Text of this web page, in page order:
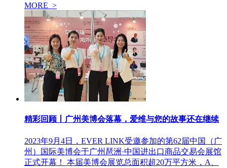
MORE >
精彩回顾丨广州美博会落幕，爱维与您的故事还在继续
2023年9月4日，EVER LINK受邀参加的第62届中国（广
州）国际美博会于广州琶洲·中国进出口商品交易会展馆
正式开幕！ 本届美博会展览总面积超20万平方米，A、